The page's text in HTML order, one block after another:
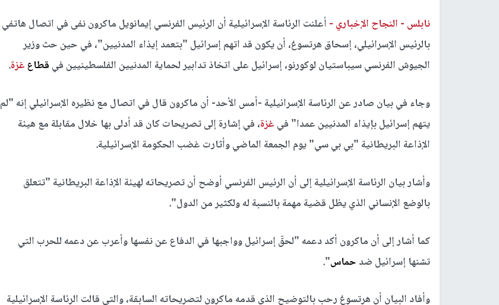
نابلس - النجاح الإخباري - أعلنت الرئاسة الإسرائيلية أن الرئيس الفرنسي إيمانويل ماكرون نفى في اتصال هاتفي
بالرئيس الإسرائيلي، إسحاق هرتسوغ، أن يكون قد اتهم إسرائيل "بتعمد إيذاء المدنيين"، في حين حث وزير
الجيوش الفرنسي سيباستيان لوكورنو، إسرائيل على اتخاذ تدابير لحماية المدنيين الفلسطينيين في قطاع غزة.
وجاء في بيان صادر عن الرئاسة الإسرائيلية -أمس الأحد- أن ماكرون قال في اتصال مع نظيره الإسرائيلي إنه "لم
يتهم إسرائيل بإيذاء المدنيين عمدا" في غزة، في إشارة إلى تصريحات كان قد أدلى بها خلال مقابلة مع هيئة
الإذاعة البريطانية "بي بي سي" يوم الجمعة الماضي وأثارت غضب الحكومة الإسرائيلية.
وأشار بيان الرئاسة الإسرائيلية إلى أن الرئيس الفرنسي أوضح أن تصريحاته لهيئة الإذاعة البريطانية "تتعلق
بالوضع الإنساني الذي يظل قضية مهمة بالنسبة له ولكثير من الدول".
كما أشار إلى أن ماكرون أكد دعمه "لحقّ إسرائيل وواجبها في الدفاع عن نفسها وأعرب عن دعمه للحرب التي
تشنها إسرائيل ضد حماس".
وأفاد البيان أن هرتسوغ رحب بالتوضيح الذي قدمه ماكرون لتصريحاته السابقة، والتي قالت الرئاسة الإسرائيلية